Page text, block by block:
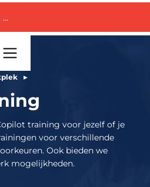
▸
training voor jezelf of je
voor verschillende
Ook bieden we
mogelijkheden.